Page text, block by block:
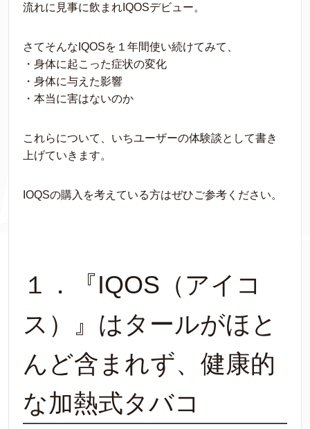
流れに見事に飲まれIQOSデビュー。
さてそんなIQOSを１年間使い続けてみて、
・身体に起こった症状の変化
・身体に与えた影響
・本当に害はないのか
これらについて、いちユーザーの体験談として書き
上げていきます。
IOQSの購入を考えている方はぜひご参考ください。
１．『IQOS（アイコ
ス）』はタールがほと
んど含まれず、健康的
な加熱式タバコ